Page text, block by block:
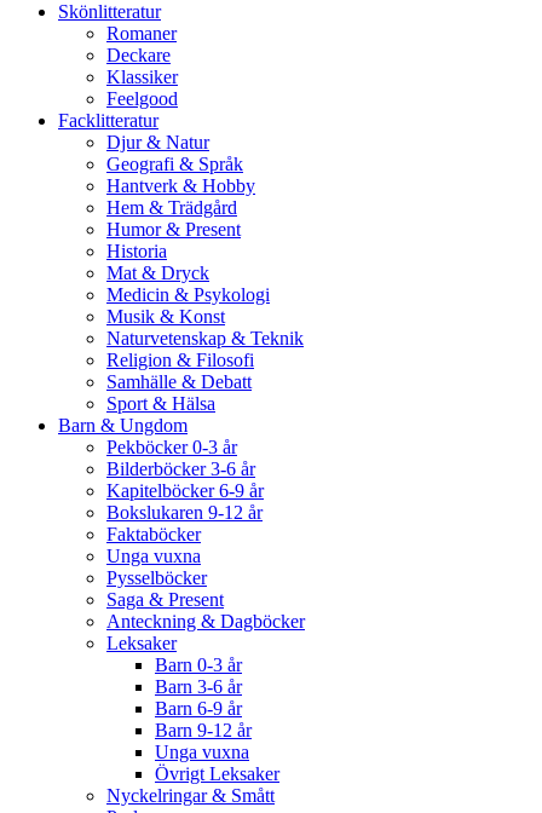
Skönlitteratur
Romaner
Deckare
Klassiker
Feelgood
Facklitteratur
Djur & Natur
Geografi & Språk
Hantverk & Hobby
Hem & Trädgård
Humor & Present
Historia
Mat & Dryck
Medicin & Psykologi
Musik & Konst
Naturvetenskap & Teknik
Religion & Filosofi
Samhälle & Debatt
Sport & Hälsa
Barn & Ungdom
Pekböcker 0-3 år
Bilderböcker 3-6 år
Kapitelböcker 6-9 år
Bokslukaren 9-12 år
Faktaböcker
Unga vuxna
Pysselböcker
Saga & Present
Anteckning & Dagböcker
Leksaker
Barn 0-3 år
Barn 3-6 år
Barn 6-9 år
Barn 9-12 år
Unga vuxna
Övrigt Leksaker
Nyckelringar & Smått